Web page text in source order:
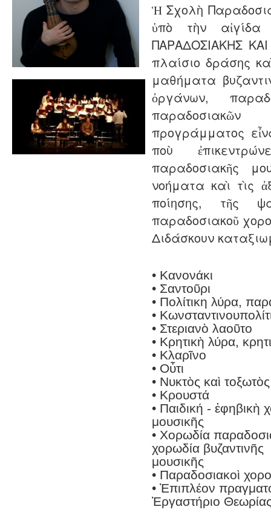
Ἡ Σχολὴ
ὑπὸ τὴν αἰγίδα
ΠΑΡΑΔΟΣΙΑΚΗΣ
πλαίσιο δράσης
μαθήματα
ὀργάνων,
προγράμματος
ποὺ
παραδοσιακῆς
νοήματα καὶ τὶς
ποίησης, τῆς
παραδοσιακοῦ
Διδάσκουν
• Κανονάκι
• Σαντοῦρι
• Πολίτικη λύρα,
•
• Στεριανὸ λαοῦτο
• Κρητικὴ λύρα,
• Κλαρῖνο
• Οὖτι
• Νυκτὸς καὶ
• Κρουστά
• Παιδική - ἐφηβικὴ
μουσικῆς
• Χορωδία
χορωδία βυζαντινῆς
μουσικῆς
• Παραδοσιακοὶ
• Ἐπιπλέον
Ἐργαστήριο